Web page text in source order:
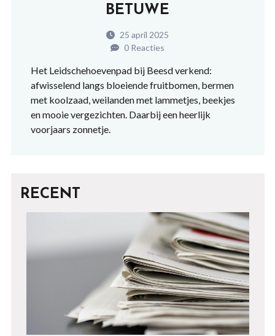
BETUWE
25 april 2025
0 Reacties
Het Leidschehoevenpad bij Beesd verkend:
afwisselend langs bloeiende fruitbomen, bermen
met koolzaad, weilanden met lammetjes, beekjes
en mooie vergezichten. Daarbij een heerlijk
voorjaars zonnetje.
RECENT